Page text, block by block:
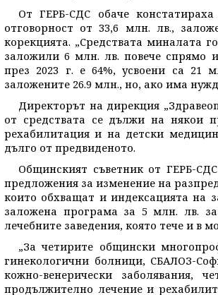
От ГЕРБ-СДС обаче
отговорност от 33,6 млн. лв.,
корекцията. „Средствата миналата
заложили 6 млн. лв. повече спрямо
през 2023 г. е 64%, усвоени са 21
заложените 26.9 млн., но, ако има
Директорът на дирекция
от средствата се дължи на някои
рехабилитация и на детски
дълго от предвиденото.
Общинският съветник от ГЕРБ-
предложения за изменение на
които обхващат и индексацията на
заложена програма за 5 млн. лв.
лечебните заведения, която тече и в
„За четирите общински
гинекологични болници, СБАЛОЗ-
кожно-венерически заболявания,
продължително лечение и